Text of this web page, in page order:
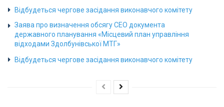
Відбудеться чергове засідання виконавчого комітету
Заява про визначення обсягу СЕО документа
державного планування «Місцевий план управління
відходами Здолбунівської МТГ»
Відбудеться чергове засідання виконавчого комітету